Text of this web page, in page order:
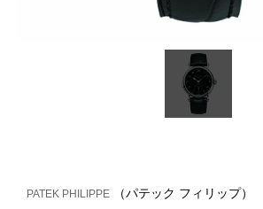
PATEK PHILIPPE （パテック フィリップ）